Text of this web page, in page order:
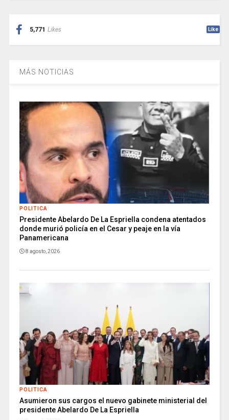
5,771 Likes Like
MÁS NOTICIAS
POLITICA
Presidente Abelardo De La Espriella condena atentados
donde murió policía en el Cesar y peaje en la vía
Panamericana
8 agosto, 2026
POLITICA
Asumieron sus cargos el nuevo gabinete ministerial del
presidente Abelardo De La Espriella